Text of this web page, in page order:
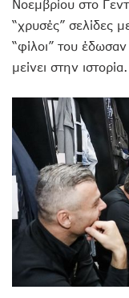
Νοεμβρίου στο
“χρυσές” σελίδες
“φίλοι” του
μείνει στην ιστορία.